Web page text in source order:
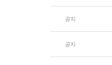
공지
공지